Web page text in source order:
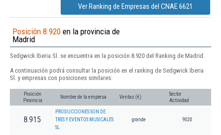
Ver Ranking de Empresas del CNAE 6621
Posición 8.920 en la provincia de
Madrid
Sedgwick Iberia Sl. se encuentra en la posición 8.920 del Ranking de Madrid.
A continuación podrá consultar la posición en el ranking de Sedgwick Iberia
Sl. y empresas con posiciones similares:
Posición
Provincia
Nombre de la empresa Ventas (€)
Sector
Actividad
8.915
PRODUCCIONES SON DE
TRES Y EVENTOS MUSICALES
SL
grande 9020